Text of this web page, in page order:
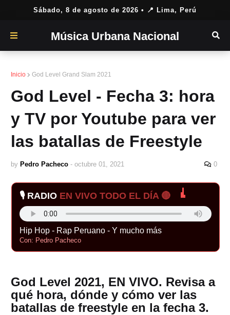
Sábado, 8 de agosto de 2026 • 📍 Lima, Perú
Música Urbana Nacional
Inicio God Level Grand Slam 2021
God Level - Fecha 3: hora
y TV por Youtube para ver
las batallas de Freestyle
by Pedro Pacheco - octubre 01, 2021 0
🎙️ RADIO EN VIVO TODO EL DÍA 🔴
Hip Hop - Rap Peruano - Y mucho más
Con: Pedro Pacheco
God Level 2021, EN VIVO. Revisa a
qué hora, dónde y cómo ver las
batallas de freestyle en la fecha 3.